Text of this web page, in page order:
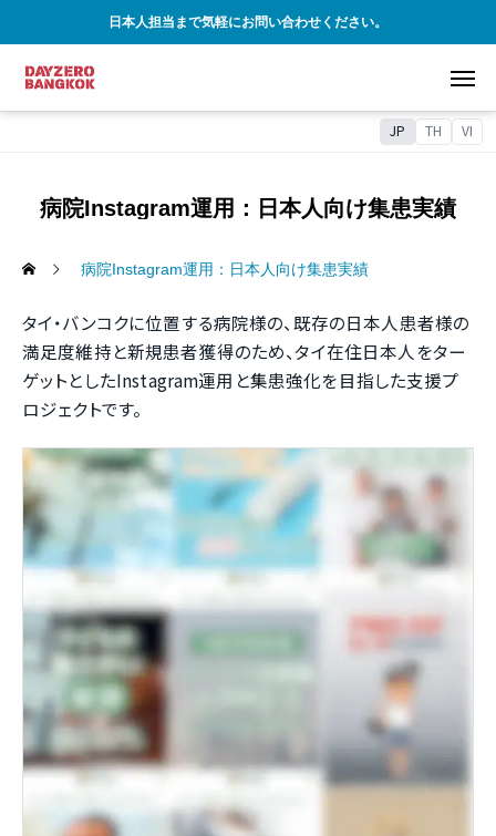
日本人担当まで気軽にお問い合わせください。
JP TH VI
病院Instagram運用：日本人向け集患実績
病院Instagram運用：日本人向け集患実績
タイ・バンコクに位置する病院様の、既存の日本人患者様の
満足度維持と新規患者獲得のため、タイ在住日本人をター
ゲットとしたInstagram運用と集患強化を目指した支援プ
ロジェクトです。